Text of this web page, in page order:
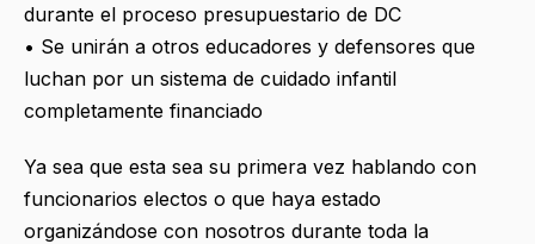
durante el proceso presupuestario de DC
• Se unirán a otros educadores y defensores que
luchan por un sistema de cuidado infantil
completamente financiado
Ya sea que esta sea su primera vez hablando con
funcionarios electos o que haya estado
organizándose con nosotros durante toda la